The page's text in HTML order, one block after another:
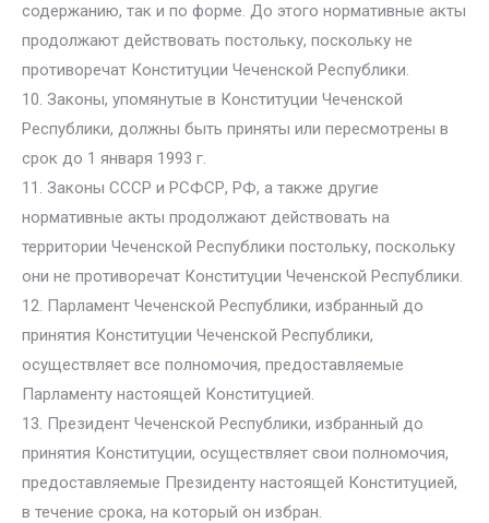
содержанию, так и по форме. До этого нормативные акты
продолжают действовать постольку, поскольку не
противоречат Конституции Чеченской Республики.
10. Законы, упомянутые в Конституции Чеченской
Республики, должны быть приняты или пересмотрены в
срок до 1 января 1993 г.
11. Законы СССР и РСФСР, РФ, а также другие
нормативные акты продолжают действовать на
территории Чеченской Республики постольку, поскольку
они не противоречат Конституции Чеченской Республики.
12. Парламент Чеченской Республики, избранный до
принятия Конституции Чеченской Республики,
осуществляет все полномочия, предоставляемые
Парламенту настоящей Конституцией.
13. Президент Чеченской Республики, избранный до
принятия Конституции, осуществляет свои полномочия,
предоставляемые Президенту настоящей Конституцией,
в течение срока, на который он избран.